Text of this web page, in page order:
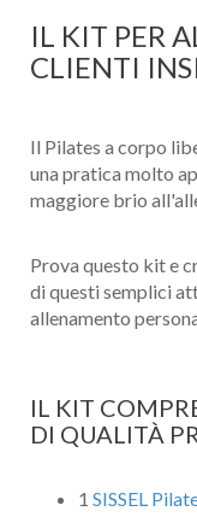
IL KIT PER
CLIENTI
Il Pilates a corpo
una pratica molto
maggiore brio
Prova questo kit e
di questi semplici
allenamento
IL KIT
DI QUALITÀ
1 SISSEL